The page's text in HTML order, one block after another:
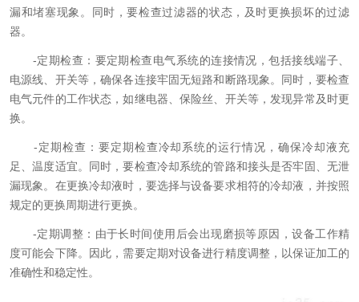
漏和堵塞现象。同时，要检查过滤器的状态，及时更换损坏的过滤
器。
-定期检查：要定期检查电气系统的连接情况，包括接线端子、
电源线、开关等，确保各连接牢固无短路和断路现象。同时，要检查
电气元件的工作状态，如继电器、保险丝、开关等，发现异常及时更
换。
-定期检查：要定期检查冷却系统的运行情况，确保冷却液充
足、温度适宜。同时，要检查冷却系统的管路和接头是否牢固、无泄
漏现象。在更换冷却液时，要选择与设备要求相符的冷却液，并按照
规定的更换周期进行更换。
-定期调整：由于长时间使用后会出现磨损等原因，设备工作精
度可能会下降。因此，需要定期对设备进行精度调整，以保证加工的
准确性和稳定性。